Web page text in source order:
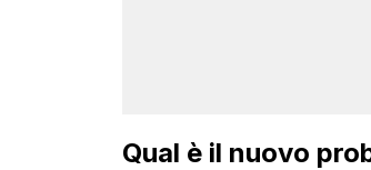
Qual è il nuovo